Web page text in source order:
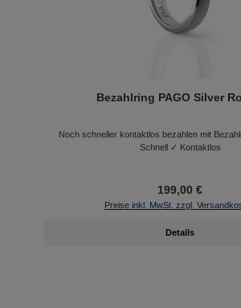
Bezahlring PAGO Silver
Noch schneller kontaktlos bezahlen mit
Schnell ✓ Kontaktlos
199,00 €
Preise inkl. MwSt. zzgl.
Details